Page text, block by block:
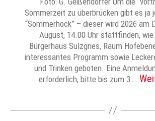
Sommerzeit zu überbrücken gibt es ja
“Sommerhock” – dieser wird 2026 am
August, 14.00 Uhr stattfinden,
Bürgerhaus Sulzgries, Raum
interessantes Programm sowie
und Trinken geboten. Eine
erforderlich, bitte bis zum 3….